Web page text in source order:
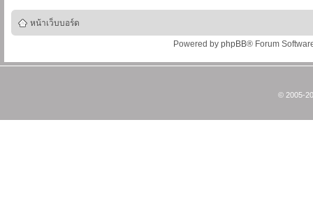
หน้าเว็บบอร์ด
Powered by phpBB® Forum
© 2005-